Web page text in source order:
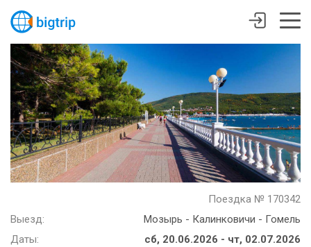
Поездка № 170342
Выезд:
Мозырь - Калинковичи - Гомель
Даты:
сб, 20.06.2026 - чт, 02.07.2026